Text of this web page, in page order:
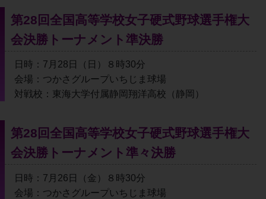
第28回全国高等学校女子硬式野球選手権大
会決勝トーナメント準決勝
日時：7月28日（日）８時30分
会場：つかさグループいちじま球場
対戦校：東海大学付属静岡翔洋高校（静岡）
第28回全国高等学校女子硬式野球選手権大
会決勝トーナメント準々決勝
日時：7月26日（金）８時30分
会場：つかさグループいちじま球場